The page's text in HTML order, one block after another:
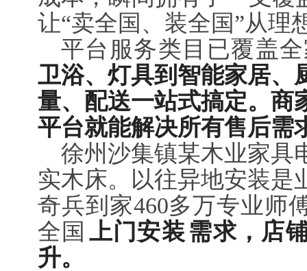
让“卖全国、装全国”从理
平台服务类目已覆盖
卫浴、灯具到智能家居、
量、配送一站式搞定。商
平台就能解决所有售后需
徐州沙集镇某木业家具
实木床。以往异地安装是
奇兵到家460多万专业师
全国 上门安装 需求，店
升。